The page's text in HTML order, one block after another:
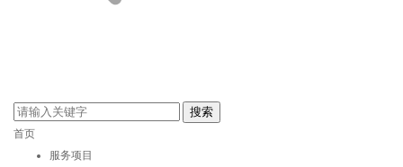
首页
服务项目